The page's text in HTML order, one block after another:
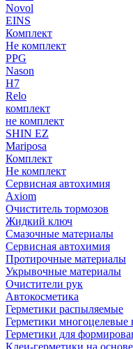
Novol
EINS
Комплект
Не комплект
PPG
Nason
H7
Relo
комплект
не комплект
SHIN EZ
Mariposa
Комплект
Не комплект
Сервисная автохимия
Axiom
Очиститель тормозов
Жидкий ключ
Смазочные материалы
Сервисная автохимия
Протирочные материалы
Укрывочные материалы
Очистители рук
Автокосметика
Герметики распыляемые
Герметики многоцелевые
Герметики для
Клеи-герметики на